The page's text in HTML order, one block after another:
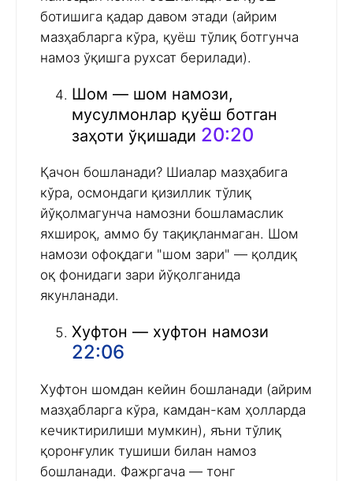
ботишига қадар давом этади (айрим
мазҳабларга кўра, қуёш тўлиқ ботгунча
намоз ўқишга рухсат берилади).
Шом — шом намози,
мусулмонлар қуёш ботган
заҳоти ўқишади 20:20
Қачон бошланади? Шиалар мазҳабига
кўра, осмондаги қизиллик тўлиқ
йўқолмагунча намозни бошламаслик
яхшироқ, аммо бу тақиқланмаган. Шом
намози офоқдаги "шом зари" — қолдиқ
оқ фонидаги зари йўқолганида
якунланади.
Хуфтон — хуфтон намози
22:06
Хуфтон шомдан кейин бошланади (айрим
мазҳабларга кўра, камдан-кам ҳолларда
кечиктирилиши мумкин), яъни тўлиқ
қоронғулик тушиши билан намоз
бошланади. Фажргача — тонг